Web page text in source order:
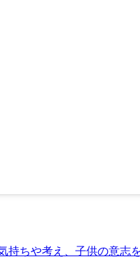
ちや考え、子供の意志